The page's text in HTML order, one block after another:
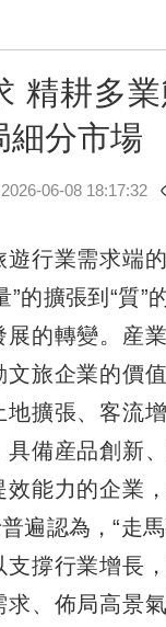
精耕多
細分市場
2026-06-08 18:17:32
行業需求端的
”的擴張到“質”
展的轉變。産
旅企業的價
擴張、客流
備産品創新
效能力的企業
遍認為，“走
支撐行業增長
求、佈局高景